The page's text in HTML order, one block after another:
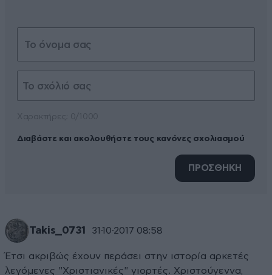
Διαβάστε και ακολουθήστε τους κανόνες σχολιασμού
ΠΡΟΣΘΗΚΗ
Takis_0731 31·10·2017 08:58
Έτσι ακριβώς έχουν περάσει στην ιστορία αρκετές
λεγόμενες "Χριστιανικές" γιορτές. Χριστούγεννα,